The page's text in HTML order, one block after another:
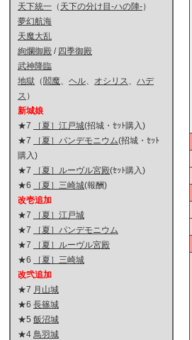
天下統一 （ 天下の分け目-ハの陣-）
夢幻航海
天魔大乱
絢爛御殿 / 四季御殿
武神降臨
地獄 （ 閻魔、 ヘル、 オシリス、 ハデ
ス ）
新城娘
★7
［夏］江戸城(招城・ｾｯﾄ購入)
★7
［夏］パンデモニウム(招城・ｾｯﾄ
購入)
★7
［夏］ルーヴル宮殿(ｾｯﾄ購入)
★6
［夏］三崎城(報酬)
改壱追加
★7
［夏］江戸城
★7
［夏］パンデモニウム
★7
［夏］ルーヴル宮殿
★6
［夏］三崎城
改弐追加
★7 月山城
★6 長篠城
★5 飯沼城
★4 鳥羽城